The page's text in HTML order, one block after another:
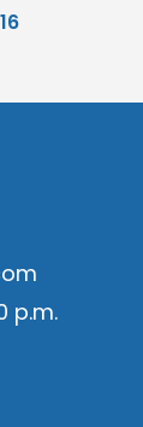
p.m.